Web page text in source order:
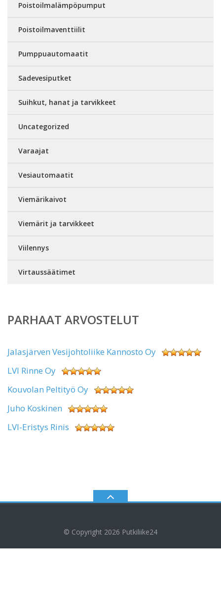
Poistoilmalämpöpumput
Poistoilmaventtiilit
Pumppuautomaatit
Sadevesiputket
Suihkut, hanat ja tarvikkeet
Uncategorized
Varaajat
Vesiautomaatit
Viemärikaivot
Viemärit ja tarvikkeet
Viilennys
Virtaussäätimet
PARHAAT ARVOSTELUT
Jalasjärven Vesijohtoliike Kannosto Oy
LVI Rinne Oy
Kouvolan Peltityö Oy
Juho Koskinen
LVI-Eristys Rinis
© Copyright 2026 Putkiliike24